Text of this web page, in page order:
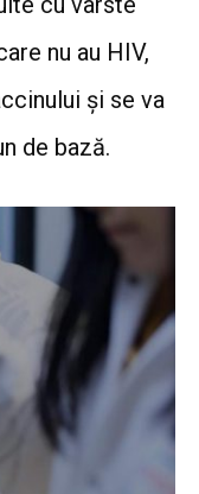
nu au HIV,
și se va
de bază.